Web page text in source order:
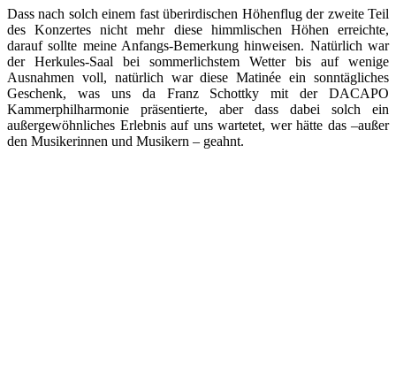
Dass nach solch einem fast überirdischen Höhenflug der zweite Teil
des Konzertes nicht mehr diese himmlischen Höhen erreichte,
darauf sollte meine Anfangs-Bemerkung hinweisen. Natürlich war
der Herkules-Saal bei sommerlichstem Wetter bis auf wenige
Ausnahmen voll, natürlich war diese Matinée ein sonntägliches
Geschenk, was uns da Franz Schottky mit der DACAPO
Kammerphilharmonie präsentierte, aber dass dabei solch ein
außergewöhnliches Erlebnis auf uns wartetet, wer hätte das –außer
den Musikerinnen und Musikern – geahnt.